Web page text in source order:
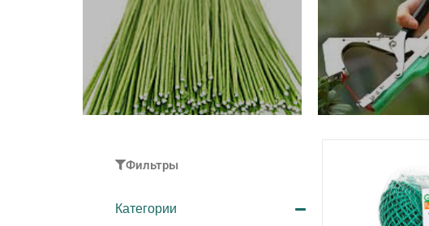
Фильтры
Категории